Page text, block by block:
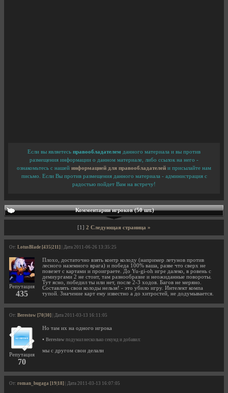
Если вы являетесь правообладателем данного материала и вы против
размещения информации о данном материале, либо ссылок на него -
ознакомьтесь с нашей информацией для правообладателей и присылайте нам
письмо. Если Вы против размещения данного материала - администрация с
радостью пойдет Вам на встречу!
Комментарии игроков (50 шт.)
[1] 2 Следующая страница »
От: LotusBlade [435|211] | Дата 2011-06-26 13:35:25
Репутация
435
Плохо, достаточно взять контр колоду (например летунов против
лесного наземного врага) и победа 100% ваша, разве что сверх не
повезет с картами и проиграете. До Yu-gi-oh игре далеко, в ровень с
демиургами 2 не стоит, там разнообразие и неожиданные повороты.
Тут ясно, победил ты или нет, после 2-3 ходов. Багов не меряно.
Составлять свои колоды нельзя! - это убило игру. Интелект компа
тупой. Значение карт ему известно а до хитростей, не додумывается.
От: Berestow [70|30] | Дата 2011-03-13 16:11:05
Репутация
70
Но там их на одного игрока
• Berestow подумал несколько секунд и добавил:
мы с другом свои делали
От: roman_bugaga [19|18] | Дата 2011-03-13 16:07:05